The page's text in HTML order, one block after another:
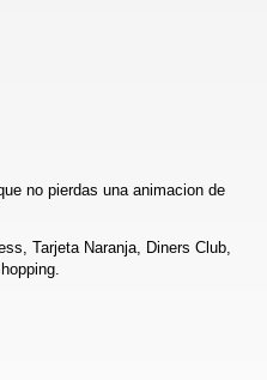
no pierdas una animacion de
Tarjeta Naranja, Diners Club,